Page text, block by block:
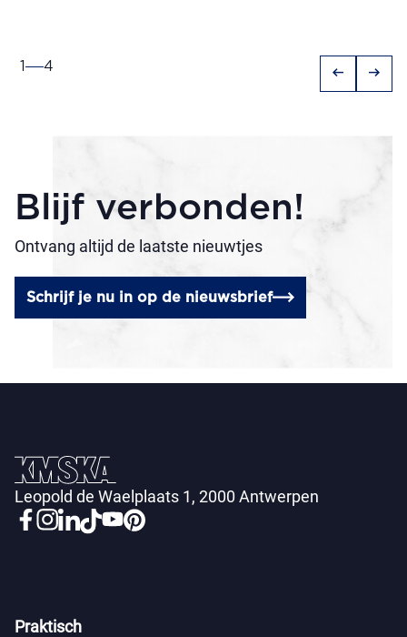
1 4 arrow_left_alt arrow_right_alt
Blijf verbonden!
Ontvang altijd de laatste nieuwtjes
Schrijf je nu in op de nieuwsbrief
Leopold de Waelplaats 1, 2000 Antwerpen
Praktisch